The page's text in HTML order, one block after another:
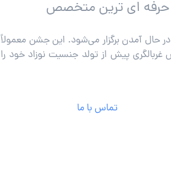
حرفه ای ترین متخصص
حال آمدن برگزار می‌شود. این جشن معمولاً
آزمایش غربالگری پیش از تولد جنسیت نوزاد خود را
تماس با ما